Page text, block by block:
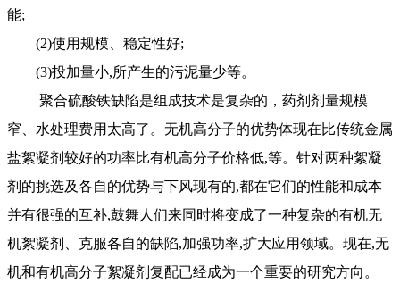
能;
(2)使用规模、稳定性好;
(3)投加量小,所产生的污泥量少等。
聚合硫酸铁缺陷是组成技术是复杂的，药剂剂量规模
窄、水处理费用太高了。无机高分子的优势体现在比传统金属
盐絮凝剂较好的功率比有机高分子价格低,等。针对两种絮凝
剂的挑选及各自的优势与下风现有的,都在它们的性能和成本
并有很强的互补,鼓舞人们来同时将变成了一种复杂的有机无
机絮凝剂、克服各自的缺陷,加强功率,扩大应用领域。现在,无
机和有机高分子絮凝剂复配已经成为一个重要的研究方向。